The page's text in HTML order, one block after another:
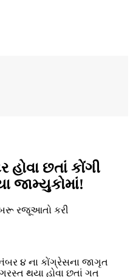
હોવા છતાં કોંગી
જામ્યુકોમાં!
રજૂઆતો કરી
૪ ના કોંગ્રેસના જાગૃત
થયા હોવા છતાં ગત્